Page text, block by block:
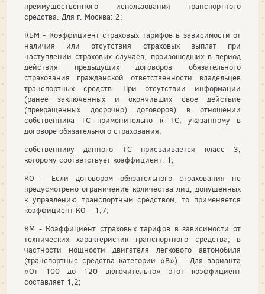
преимущественного использования транспортного
средства. Для г. Москва: 2;
КБМ - Коэффициент страховых тарифов в зависимости от
наличия или отсутствия страховых выплат при
наступлении страховых случаев, произошедших в период
действия предыдущих договоров обязательного
страхования гражданской ответственности владельцев
транспортных средств. При отсутствии информации
(ранее заключенных и окончивших свое действие
(прекращенных досрочно) договоров) в отношении
собственника ТС применительно к ТС, указанному в
договоре обязательного страхования,
собственнику данного ТС присваивается класс 3,
которому соответствует коэффициент: 1;
КО - Если договором обязательного страхования не
предусмотрено ограничение количества лиц, допущенных
к управлению транспортным средством, то применяется
коэффициент КО – 1,7;
КМ - Коэффициент страховых тарифов в зависимости от
технических характеристик транспортного средства, в
частности мощности двигателя легкового автомобиля
(транспортные средства категории «B») – Для варианта
«От 100 до 120 включительно» этот коэффициент
составляет 1,2;